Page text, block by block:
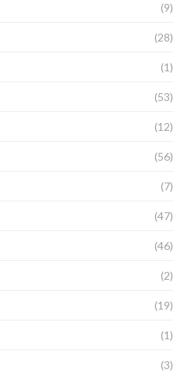
(9)
(28)
(1)
(53)
(12)
(56)
(7)
(47)
(46)
(2)
(19)
(1)
(3)